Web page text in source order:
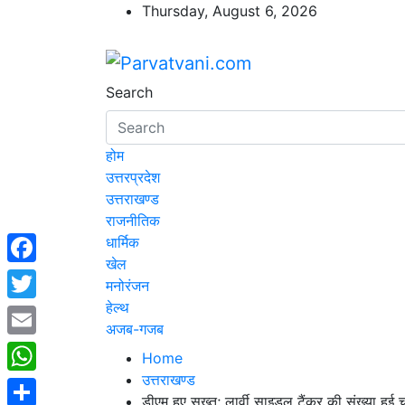
Thursday, August 6, 2026
Parvatvani.com
न्यूज़ पोर्टल
Search
होम
उत्तरप्रदेश
उत्तराखण्ड
राजनीतिक
धार्मिक
खेल
मनोरंजन
हेल्थ
अजब-गजब
Home
उत्तराखण्ड
डीएम हुए सख्त; लार्वी साइडल टैंकर की संख्या हुई
Facebook
Twitter
Email
WhatsApp